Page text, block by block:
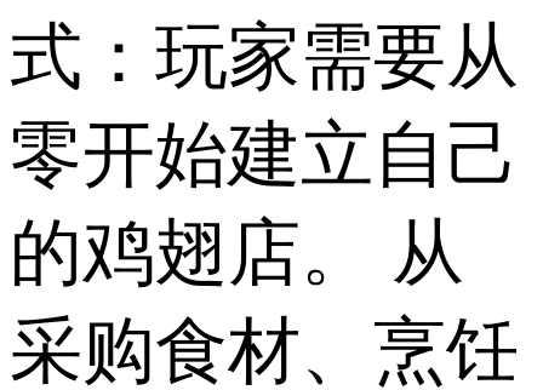
式：玩家需要从
零开始建立自己
的鸡翅店。 从
采购食材、烹饪